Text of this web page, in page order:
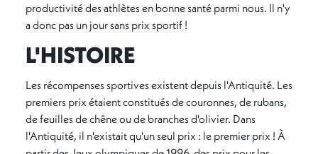
productivité des athlètes en bonne santé parmi nous. Il n'y
a donc pas un jour sans prix sportif !
L'HISTOIRE
Les récompenses sportives existent depuis l'Antiquité. Les
premiers prix étaient constitués de couronnes, de rubans,
de feuilles de chêne ou de branches d'olivier. Dans
l'Antiquité, il n'existait qu'un seul prix : le premier prix ! À